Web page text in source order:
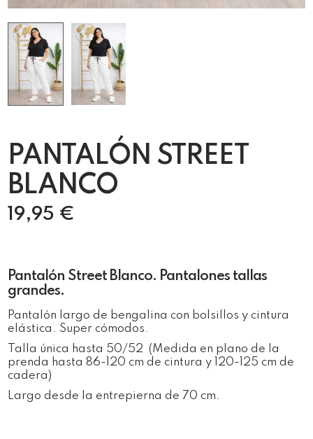
PANTALÓN STREET
BLANCO
19,95 €
Pantalón Street Blanco. Pantalones tallas
grandes.
Pantalón largo de bengalina con bolsillos y cintura
elástica. Super cómodos.
Talla única hasta 50/52 (Medida en plano de la
prenda hasta 86-120 cm de cintura y 120-125 cm de
cadera)
Largo desde la entrepierna de 70 cm.